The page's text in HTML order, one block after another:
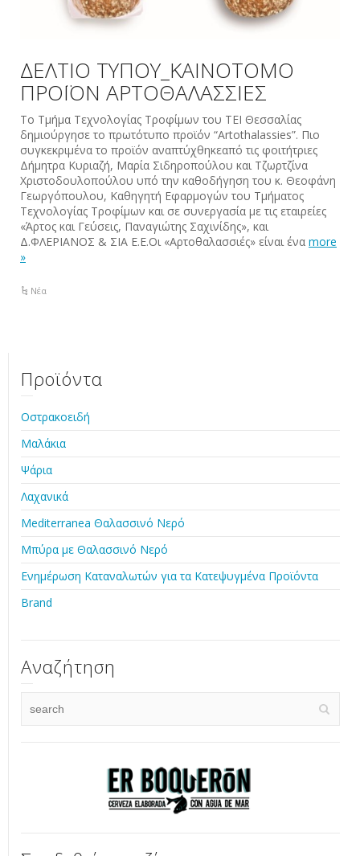
ΔΕΛΤΙΟ ΤΥΠΟΥ_ΚΑΙΝΟΤΟΜΟ
ΠΡΟΪΟΝ ΑΡΤΟΘΑΛΑΣΣΙΕΣ
Το Τμήμα Τεχνολογίας Τροφίμων του ΤΕΙ Θεσσαλίας
δημιούργησε το πρωτότυπο προϊόν “Artothalassies”. Πιο
συγκεκριμένα το προϊόν αναπτύχθηκεαπό τις φοιτήτριες
Δήμητρα Κυριαζή, Μαρία Σιδηροπούλου και Τζωρτζίνα
Χριστοδουλοπούλου υπό την καθοδήγηση του κ. Θεοφάνη
Γεωργόπουλου, Καθηγητή Εφαρμογών του Τμήματος
Τεχνολογίας Τροφίμων και σε συνεργασία με τις εταιρείες
«Άρτος και Γεύσεις, Παναγιώτης Σαχινίδης», και
Δ.ΦΛΕΡΙΑΝΟΣ & ΣΙΑ Ε.Ε.Οι «Αρτοθαλασσιές» είναι ένα more
»
Νέα
Προϊόντα
Οστρακοειδή
Μαλάκια
Ψάρια
Λαχανικά
Mediterranea Θαλασσινό Νερό
Μπύρα με Θαλασσινό Νερό
Ενημέρωση Καταναλωτών για τα Κατεψυγμένα Προϊόντα
Brand
Αναζήτηση